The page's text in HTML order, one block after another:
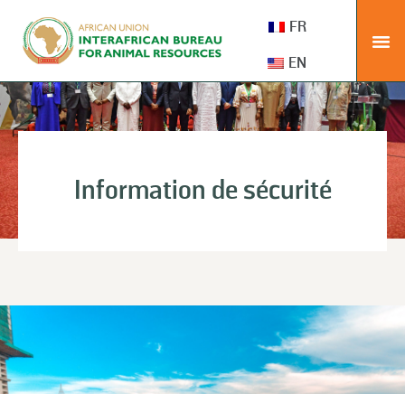
FR
EN
Information de sécurité